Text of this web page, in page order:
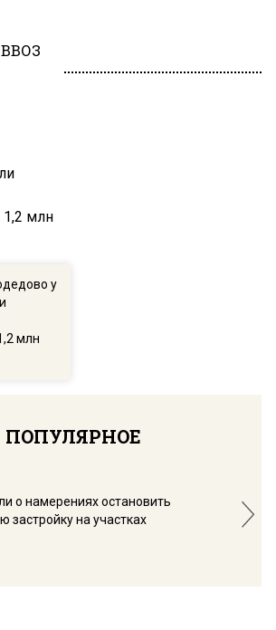
у
млн
ПОПУЛЯРНОЕ
о намерениях остановить
застройку на участках